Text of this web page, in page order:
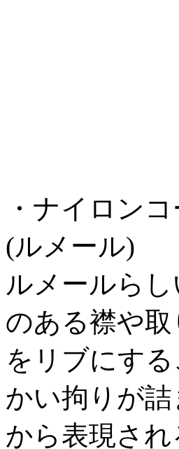
・ナイロン
(ルメール)
ルメールら
のある襟や
をリブにす
かい拘りが
から表現さ